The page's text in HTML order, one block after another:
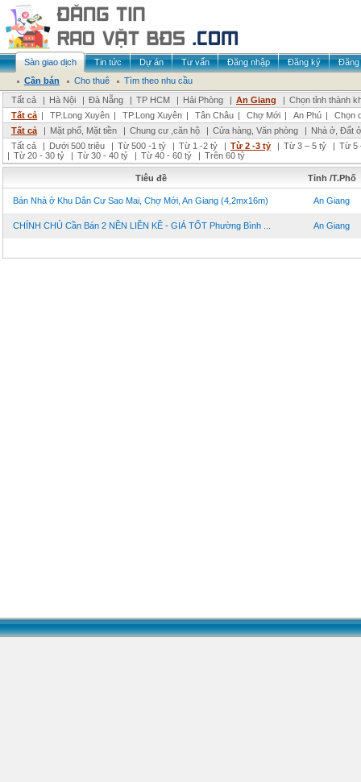
Sàn giao dịch Tin tức Dự án Tư vấn Đăng nhập Đăng ký
Đăng
Cần bán
Cho thuê
Tìm theo nhu cầu
Tất cả
| Hà Nội | Đà Nẵng | TP HCM | Hải Phòng | An Giang | Chọn tỉnh thành
Tất cả | TP.Long Xuyên | TP.Long Xuyên | Tân Châu | Chợ Mới | An Phú |
Chọn
Tất cả
| Mặt phố, Mặt tiền | Chung cư ,căn hộ | Cửa hàng, Văn phòng | Nhà ở, Đất ở
Tất cả
| Dưới 500 triệu | Từ 500 -1 tỷ | Từ 1 -2 tỷ | Từ 2 -3 tỷ | Từ 3 – 5 tỷ | Từ 5
| Từ 20 - 30 tỷ | Từ 30 - 40 tỷ | Từ 40 - 60 tỷ | Trên 60 tỷ
Tiêu đề Tỉnh /T.Phố
Bán Nhà ở Khu Dân Cư Sao Mai, Chợ Mới, An Giang (4,2mx16m) An Giang
CHÍNH CHỦ Cần Bán 2 NỀN LIỀN KỀ - GIÁ TỐT Phường Bình ... An Giang